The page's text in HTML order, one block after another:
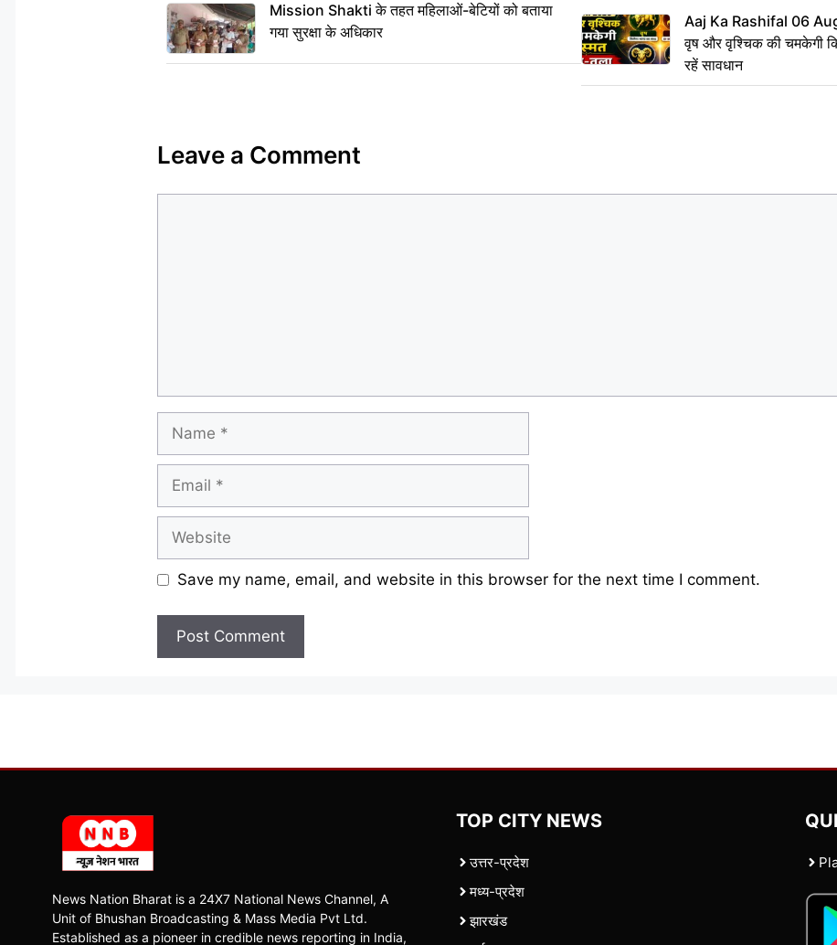
Mission Shakti के तहत महिलाओं-बेटियों को बताया
गया सुरक्षा के अधिकार
Aaj Ka Rashifal 06
वृष और वृश्चिक की चमकेगी
रहें सावधान
Leave a Comment
Name
Email
Website
Save my name, email, and website in this browser for the next time I comment.
News Nation Bharat is a 24X7 National News Channel, A
Unit of Bhushan Broadcasting & Mass Media Pvt Ltd.
Established as a pioneer in credible news reporting in India,
TOP CITY NEWS
उत्तर-प्रदेश
मध्य-प्रदेश
झारखंड